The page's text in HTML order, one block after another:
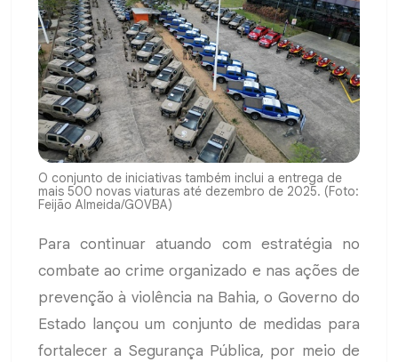
O conjunto de iniciativas também inclui a entrega de
mais 500 novas viaturas até dezembro de 2025. (Foto:
Feijão Almeida/GOVBA)
Para continuar atuando com estratégia no
combate ao crime organizado e nas ações de
prevenção à violência na Bahia, o Governo do
Estado lançou um conjunto de medidas para
fortalecer a Segurança Pública, por meio de